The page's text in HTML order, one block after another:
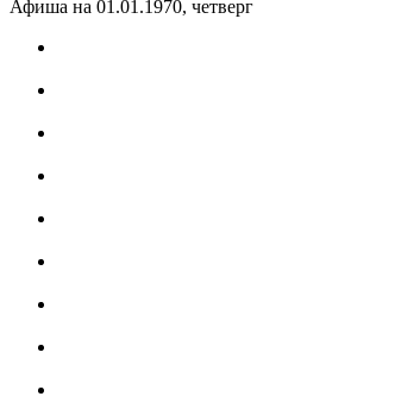
Афиша на 01.01.1970, четверг